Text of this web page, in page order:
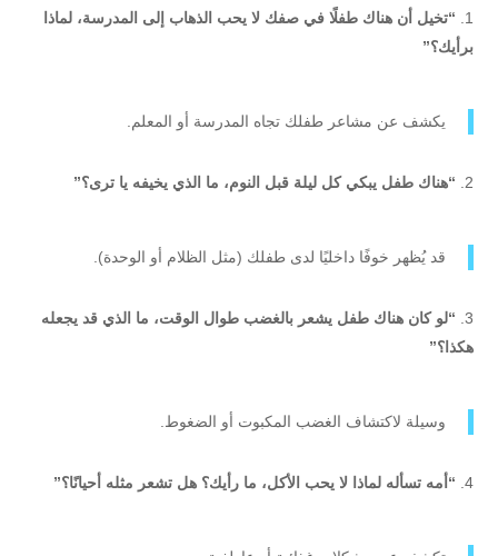
“تخيل أن هناك طفلًا في صفك لا يحب الذهاب إلى المدرسة، لماذا
برأيك؟”
يكشف عن مشاعر طفلك تجاه المدرسة أو المعلم.
“هناك طفل يبكي كل ليلة قبل النوم، ما الذي يخيفه يا ترى؟”
قد يُظهر خوفًا داخليًا لدى طفلك (مثل الظلام أو الوحدة).
“لو كان هناك طفل يشعر بالغضب طوال الوقت، ما الذي قد يجعله
هكذا؟”
وسيلة لاكتشاف الغضب المكبوت أو الضغوط.
“أمه تسأله لماذا لا يحب الأكل، ما رأيك؟ هل تشعر مثله أحيانًا؟”